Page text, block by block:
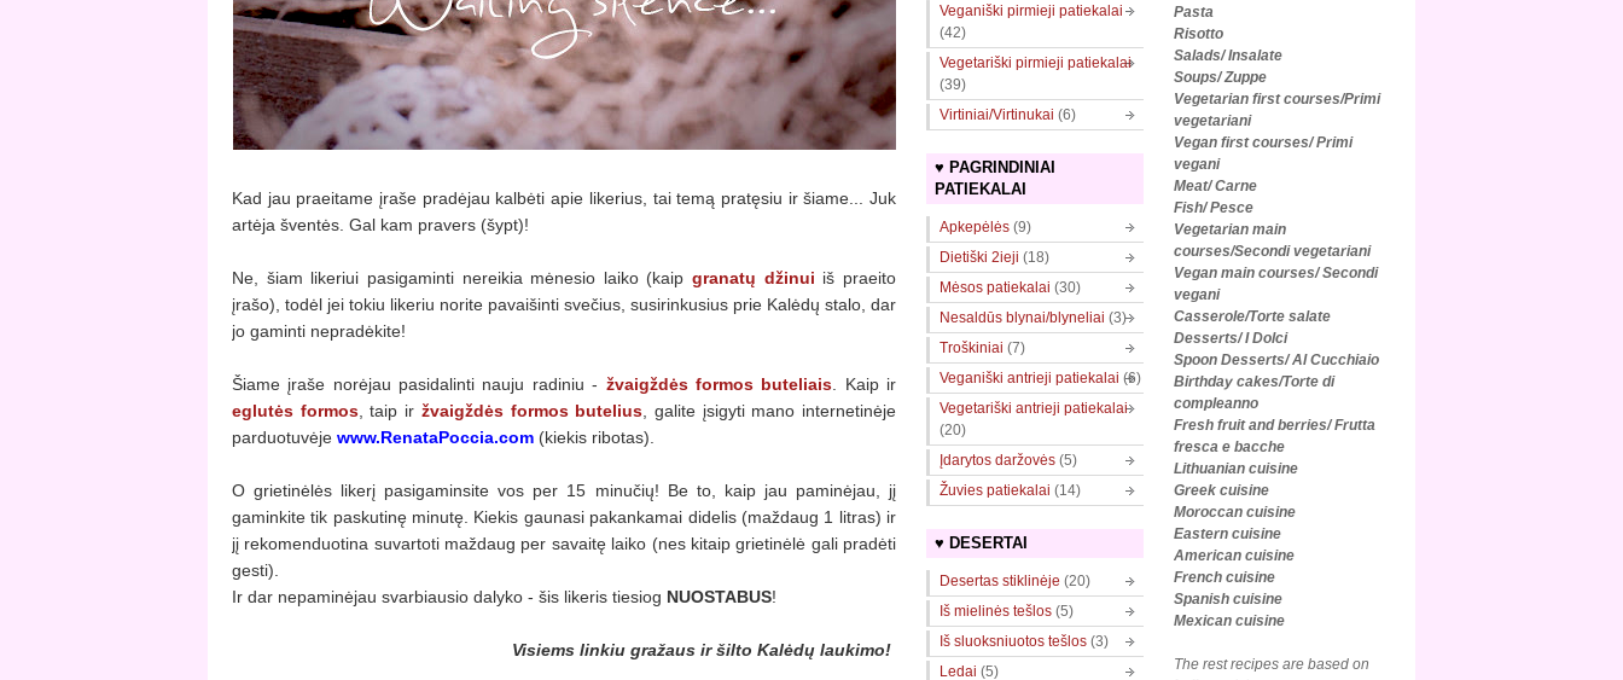
Kad jau praeitame įraše pradėjau kalbėti apie likerius, tai temą pratęsiu ir šiame... Juk
artėja šventės. Gal kam pravers (šypt)!
Ne, šiam likeriui pasigaminti nereikia mėnesio laiko (kaipgranatų džinui iš praeito
įrašo), todėl jei tokiu likeriu norite pavaišinti svečius, susirinkusius prie Kalėdų stalo, dar
jo gaminti nepradėkite!
Šiame įraše norėjau pasidalinti nauju radiniu - žvaigždės formos buteliais . Kaip ir
eglutės formos, taip ir žvaigždės formos butelius , galite įsigyti mano internetinėje
parduotuvėje www.RenataPoccia.com (kiekis ribotas).
O grietinėlės likerį pasigaminsite vos per 15 minučių! Be to, kaip jau paminėjau, jį
gaminkite tik paskutinę minutę. Kiekis gaunasi pakankamai didelis (maždaug 1 litras) ir
jį rekomenduotina suvartoti maždaug per savaitę laiko (nes kitaip grietinėlė gali pradėti
gesti).
Ir dar nepaminėjau svarbiausio dalyko - šis likeris tiesiog NUOSTABUS!
Visiems linkiu gražaus ir šilto Kalėdų laukimo!
Pasta
Risotto
Salads/ Insalate
Soups/ Zuppe
Vegetarian first courses/Primi
vegetariani
Vegan first courses/ Primi
vegani
Meat/ Carne
Fish/ Pesce
Vegetarian main
courses/Secondi vegetariani
Vegan main courses/ Secondi
vegani
Casserole/Torte salate
Desserts/ I Dolci
Spoon Desserts/ Al Cucchiaio
Birthday cakes/Torte di
compleanno
Fresh fruit and berries/ Frutta
fresca e bacche
Lithuanian cuisine
Greek cuisine
Moroccan cuisine
Eastern cuisine
American cuisine
French cuisine
Spanish cuisine
Mexican cuisine
The rest recipes are based on
Veganiški pirmieji patiekalai
(42)
Vegetariški pirmieji patiekalai
(39)
Virtiniai/Virtinukai (6)
♥ PAGRINDINIAI
PATIEKALAI
Apkepėlės (9)
Dietiški 2ieji (18)
Mėsos patiekalai (30)
Nesaldūs blynai/blyneliai (3)
Troškiniai (7)
Veganiški antrieji patiekalai (6)
Vegetariški antrieji patiekalai
(20)
Įdarytos daržovės (5)
Žuvies patiekalai (14)
♥ DESERTAI
Desertas stiklinėje (20)
Iš mielinės tešlos (5)
Iš sluoksniuotos tešlos (3)
Ledai (5)